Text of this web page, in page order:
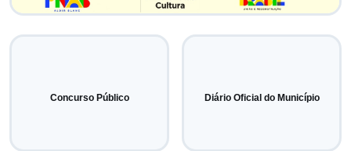
Concurso Público Diário Oficial do Município